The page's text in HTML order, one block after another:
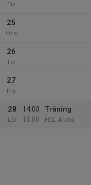
Tis
25
Ons
26
Tor
27
Fre
28
Lör
14:00
15:00
Träning
HCL Arena